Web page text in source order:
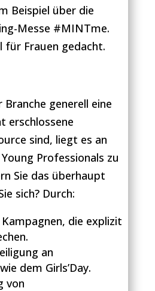
Beispiel über die
Messe #MINTme.
für Frauen gedacht.
Branche generell eine
erschlossene
sind, liegt es an
Professionals zu
Sie das überhaupt
sich? Durch:
die explizit
an
dem Girls’Day.
von